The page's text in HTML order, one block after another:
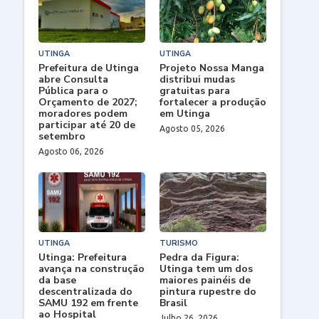
UTINGA
Prefeitura de Utinga
abre Consulta
Pública para o
Orçamento de 2027;
moradores podem
participar até 20 de
setembro
Agosto 06, 2026
UTINGA
Projeto Nossa Manga
distribui mudas
gratuitas para
fortalecer a produção
em Utinga
Agosto 05, 2026
UTINGA
Utinga: Prefeitura
avança na construção
da base
descentralizada do
SAMU 192 em frente
ao Hospital
TURISMO
Pedra da Figura:
Utinga tem um dos
maiores painéis de
pintura rupestre do
Brasil